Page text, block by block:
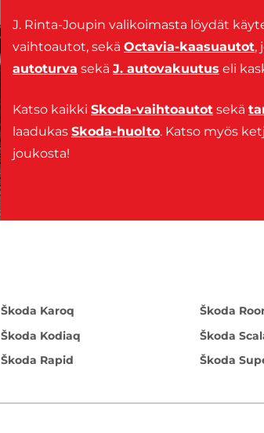
J. Rinta-Joupin valikoimasta löydät
vaihtoautot, sekä Octavia-kaasuautot,
autoturva sekä J. autovakuutus eli
Katso kaikki Skoda-vaihtoautot sekä
laadukas Skoda-huolto. Katso myös
joukosta!
Škoda Karoq
Škoda Kodiaq
Škoda Rapid
Škoda
Škoda
Škoda